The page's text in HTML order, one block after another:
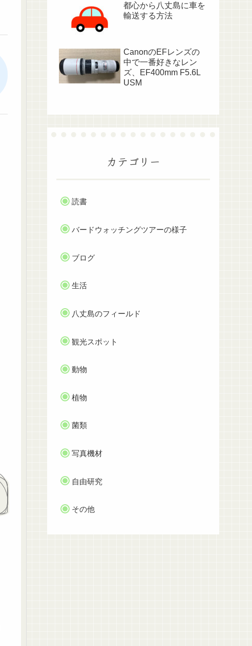
都心から八丈島に車を
輸送する方法
CanonのEFレンズの
中で一番好きなレン
ズ、EF400mm F5.6L
USM
カテゴリー
読書
バードウォッチングツアーの様子
ブログ
生活
八丈島のフィールド
観光スポット
動物
植物
菌類
写真機材
自由研究
その他